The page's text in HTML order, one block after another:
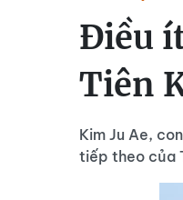
Điều
Tiên
Kim Ju Ae,
tiếp theo của